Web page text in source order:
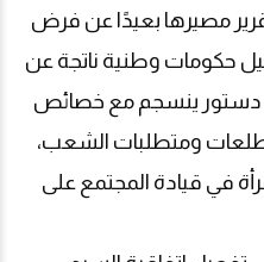
مصيرها بعيدًا عن فرض
حكومات وطنية ناتجة عن
دستور ينسجم مع خصائص
ومتطلبات الشعب،
في قيادة المجتمع على